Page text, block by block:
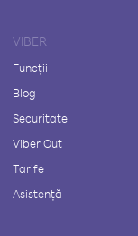
VIBER
Funcții
Blog
Securitate
Viber Out
Tarife
Asistență